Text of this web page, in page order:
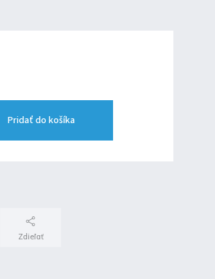
Pridať do košíka
Zdieľať